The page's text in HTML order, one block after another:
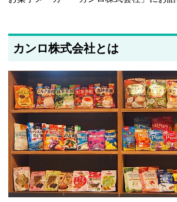
カンロ株式会社とは